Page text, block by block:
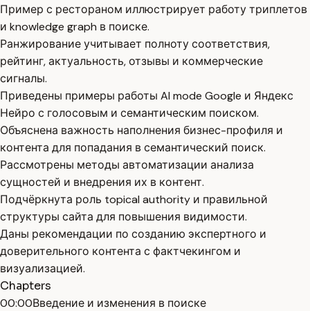
Пример с рестораном иллюстрирует работу триплетов
и knowledge graph в поиске.
Ранжирование учитывает полноту соответствия,
рейтинг, актуальность, отзывы и коммерческие
сигналы.
Приведены примеры работы AI mode Google и Яндекс
Нейро с голосовым и семантическим поиском.
Объяснена важность наполнения бизнес-профиля и
контента для попадания в семантический поиск.
Рассмотрены методы автоматизации анализа
сущностей и внедрения их в контент.
Подчёркнута роль topical authority и правильной
структуры сайта для повышения видимости.
Даны рекомендации по созданию экспертного и
доверительного контента с фактчекингом и
визуализацией.
Chapters
00:00Введение и изменения в поиске